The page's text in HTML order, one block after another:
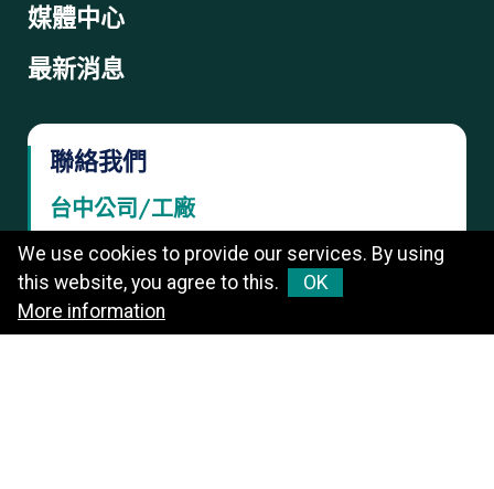
媒體中心
最新消息
聯絡我們
台中公司/工廠
台中市沙鹿區光華路45號
+886-4-23505000
We use cookies to provide our services. By using
this website, you agree to this.
OK
More information